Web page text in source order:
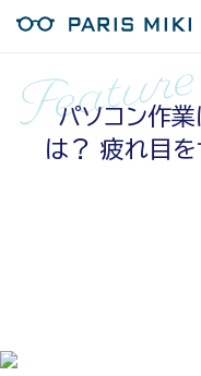
パソコン作
は？ 疲れ目を